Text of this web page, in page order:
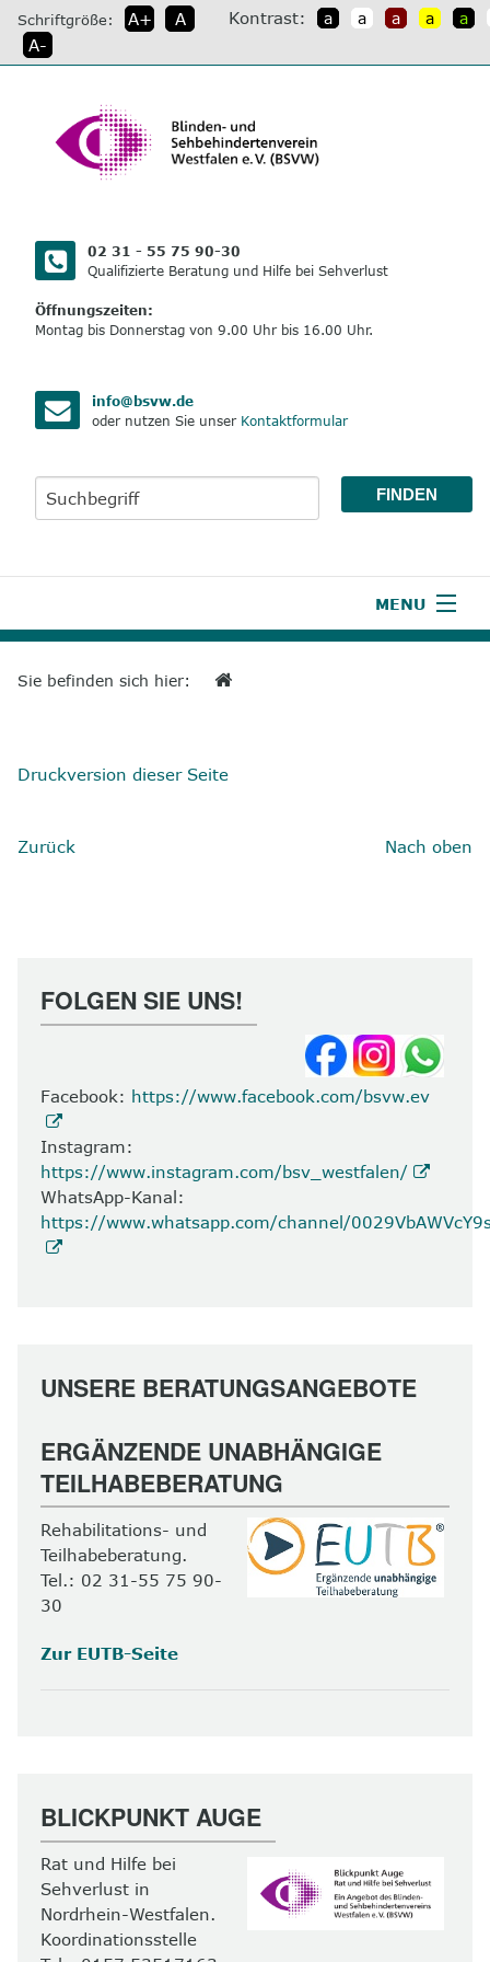
direkt
zum
Inhalt
Schriftgröße: A+
A
A-
Kontrast: a a a a a
02 31 - 55 75 90-30
Qualifizierte Beratung und Hilfe bei Sehverlust
Öffnungszeiten:
Montag bis Donnerstag von 9.00 Uhr bis 16.00 Uhr.
info@bsvw.de
oder nutzen Sie unser Kontaktformular
MENU
5
Wissenswertes
8Kontakt
Sie befinden sich hier:
Druckversion dieser Seite
Zurück Nach oben
FOLGEN SIE UNS!
Facebook: https://www.facebook.com/bsvw.ev
Instagram:
https://www.instagram.com/bsv_westfalen/
WhatsApp-Kanal:
https://www.whatsapp.com/channel/
UNSERE BERATUNGSANGEBOTE
ERGÄNZENDE UNABHÄNGIGE
TEILHABEBERATUNG
Rehabilitations- und
Teilhabeberatung.
Tel.: 02 31-55 75 90-
30
Zur EUTB-Seite
BLICKPUNKT AUGE
Rat und Hilfe bei
Sehverlust in
Nordrhein-Westfalen.
Koordinationsstelle